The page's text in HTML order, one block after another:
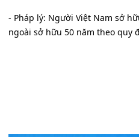
- Pháp lý: Người Việt Nam sở
ngoài sở hữu 50 năm theo quy